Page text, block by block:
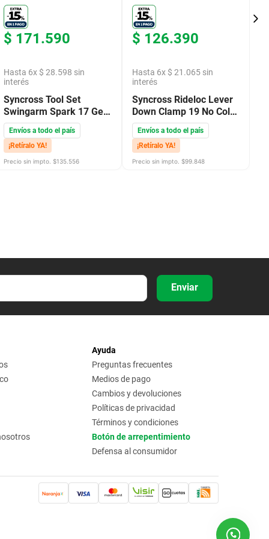
$ 171.590
Hasta 6x $ 28.598 sin
interés
Syncross Tool Set
Swingarm Spark 17 Gen
18
Envíos a todo el país
¡Retíralo YA!
Precio sin impto. $135.556
$ 126.390
Hasta 6x $ 21 .065sin
interés
Syncross Rideloc Lever
Down Clamp 19 No Color
1Size
Envíos a todo el país
¡Retíralo YA!
Precio sin impto. $99.848
Enviar
Ayuda
Preguntas frecuentes
Medios de pago
Cambios y devoluciones
Políticas de privacidad
Términos y condiciones
Botón de arrepentimiento
Defensa al consumidor